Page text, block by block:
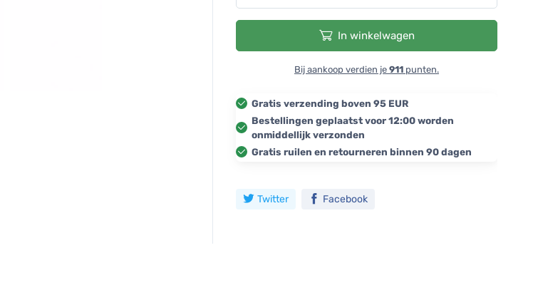
In winkelwagen
Bij aankoop verdien je 911 punten.
Gratis verzending boven 95 EUR
Bestellingen geplaatst voor 12:00 worden
onmiddellijk verzonden
Gratis ruilen en retourneren binnen 90 dagen
Twitter Facebook